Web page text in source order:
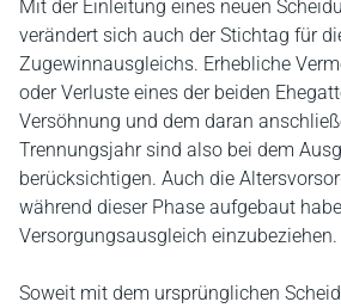
Mit der Einleitung eines neuen
verändert sich auch der Stichtag für
Zugewinnausgleichs. Erhebliche
oder Verluste eines der beiden
Versöhnung und dem daran
Trennungsjahr sind also bei dem
berücksichtigen. Auch die
während dieser Phase aufgebaut
Versorgungsausgleich einzubeziehen.
Soweit mit dem ursprünglichen